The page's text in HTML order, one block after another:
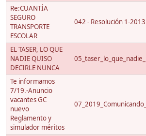
Re:CUANTÍA
SEGURO
TRANSPORTE
ESCOLAR
042 - Resolución 1-
EL TASER, LO QUE
NADIE QUISO
DECIRLE NUNCA
Te informamos
7/19.-Anuncio
vacantes GC
nuevo
Reglamento y
simulador méritos